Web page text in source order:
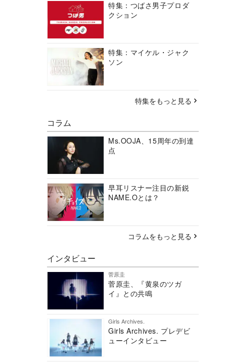
特集：つばさ男子プロダ
クション
特集：マイケル・ジャク
ソン
特集をもっと見る
コラム
Ms.OOJA、15周年の到達
点
早耳リスナー注目の新鋭
NAME.Oとは？
コラムをもっと見る
インタビュー
菅原圭
菅原圭、『黄泉のツガ
イ』との共鳴
Girls Archives.
Girls Archives. プレデビ
ューインタビュー